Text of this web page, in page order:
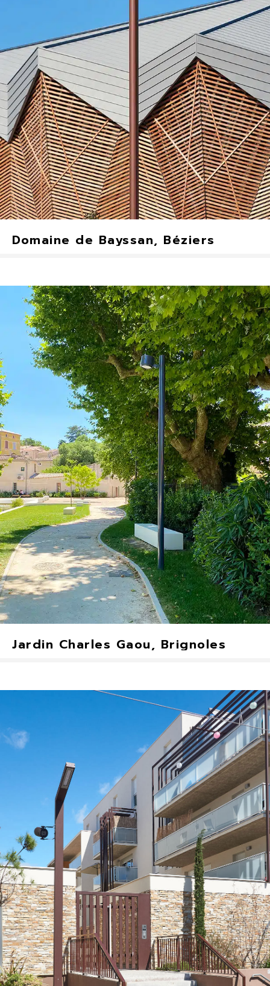
Domaine de Bayssan, Béziers
Jardin Charles Gaou, Brignoles
Shiraz K Nano, Shiraz Nano (borne)
Béziers, France
2019
Aiguille, Shiraz Nano, Shiraz Nano (borne)
Nîmes, France
2022